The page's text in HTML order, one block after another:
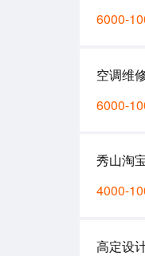
6000-
空调维
6000-
秀山淘
4000-
高定设